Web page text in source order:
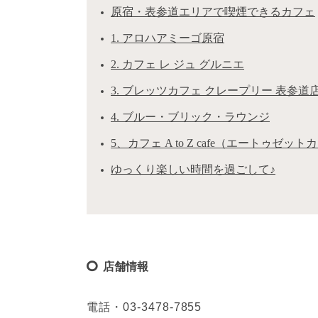
原宿・表参道エリアで喫煙できるカフェ
1. アロハアミーゴ原宿
2. カフェ レ ジュ グルニエ
3. ブレッツカフェ クレープリー 表参道
4. ブルー・ブリック・ラウンジ
5、カフェ A to Z cafe（エートゥゼットカ
ゆっくり楽しい時間を過ごして♪
店舗情報
電話・03-3478-7855